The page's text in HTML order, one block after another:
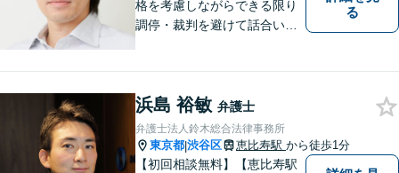
格を考慮しながらできる限り
調停・裁判を避けて話合いで
る
浜島 裕敏 弁護士
弁護士法人鈴木総合法律事務所
東京都|渋谷区 恵比寿駅 から徒歩1分
【初回相談無料】【恵比寿駅